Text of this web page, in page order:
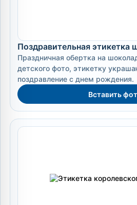
Поздравительная этикетка
Праздничная обертка на
детского фото, этикетку
поздравление с днем рождения.
Вставить